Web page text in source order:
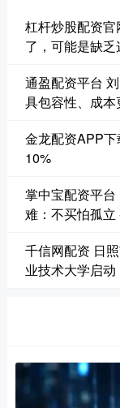
杠杆炒股配资
了，可能是缺
通盈配资平台
具包容性、成
金龙配资APP
10%
掌中宝配资平台
难：不买怕孤立
千信网配资 日
业技术大学启动